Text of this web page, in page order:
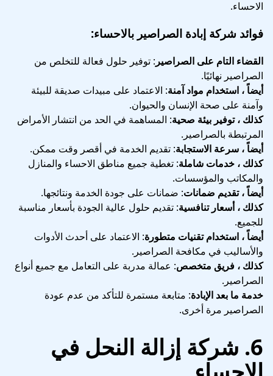
الاحساء.
فوائد شركة إبادة الصراصير بالاحساء:
القضاء التام على الصراصير : توفير حلول فعالة للتخلص من
الصراصير نهائيًا.
أيضاً ، استخدام مواد آمنة: الاعتماد على مبيدات صديقة للبيئة
وآمنة على صحة الإنسان والحيوان.
كذلك ، توفير بيئة صحية: المساهمة في الحد من انتشار الأمراض
المرتبطة بالصراصير.
أيضاً ، سرعة الاستجابة: تقديم الخدمة في أقصر وقت ممكن.
كذلك ، خدمات شاملة: تغطية جميع مناطق الاحساء والمنازل
والمكاتب والمؤسسات.
أيضاً ، تقديم ضمانات: ضمانات على جودة الخدمة ونتائجها.
كذلك ، أسعار تنافسية: تقديم حلول عالية الجودة بأسعار مناسبة
للجميع.
أيضاً ، استخدام تقنيات متطورة: الاعتماد على أحدث الأدوات
والأساليب في مكافحة الصراصير.
كذلك ، فريق متخصص: عمالة مدربة على التعامل مع جميع أنواع
الصراصير.
خدمة ما بعد الإبادة: متابعة مستمرة للتأكد من عدم عودة
الصراصير مرة أخرى.
6. شركة إزالة النحل في